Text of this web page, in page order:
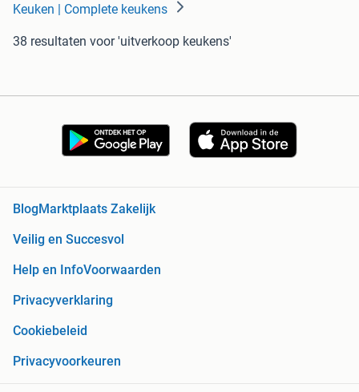
Keuken | Complete keukens
38 resultaten voor 'uitverkoop keukens'
BlogMarktplaats Zakelijk
Veilig en Succesvol
Help en InfoVoorwaarden
Privacyverklaring
Cookiebeleid
Privacyvoorkeuren